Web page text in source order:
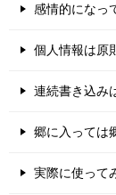
感情的になっ
個人情報は原
連続書き込み
郷に入っては
実際に使って